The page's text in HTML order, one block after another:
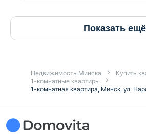
Показать ещё
Недвижимость Минска
Купить
1-комнатные квартиры
1-комнатная квартира, Минск, ул.